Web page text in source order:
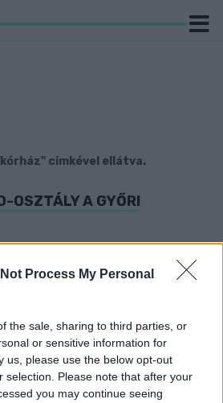
Process My Personal
the sale, sharing to third parties, or
or sensitive information for
us, please use the below opt-out
selection. Please note that after your
you may continue seeing
cimkével ellátva.
OSZTÁLY A GYŐRI
MIATT ÉVEKIG ZAKLATTA
SOPRON MEGYEI KÓRHÁZI
is sújthatják.
SZABÁLYAI A